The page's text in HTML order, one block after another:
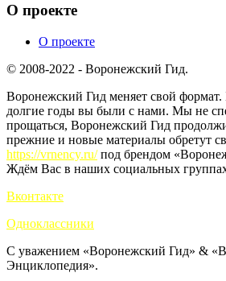
О проекте
О проекте
© 2008-2022 - Воронежский Гид.
Воронежский Гид меняет свой формат.
долгие годы вы были с нами. Мы не
прощаться, Воронежский Гид
прежние и новые материалы обретут
https://vrnency.ru/под брендом
Ждём Вас в наших социальных
Вконтакте
Одноклассники
С уважением «Воронежский Гид» &
Энциклопедия».